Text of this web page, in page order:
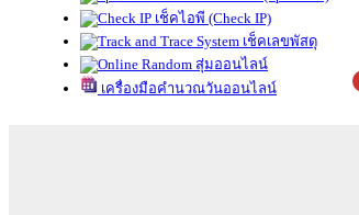
เช็คไอพี (Check IP)
เช็คเลขพัสดุ
สุ่มออนไลน์
เครื่องมือคำนวณวันออนไลน์